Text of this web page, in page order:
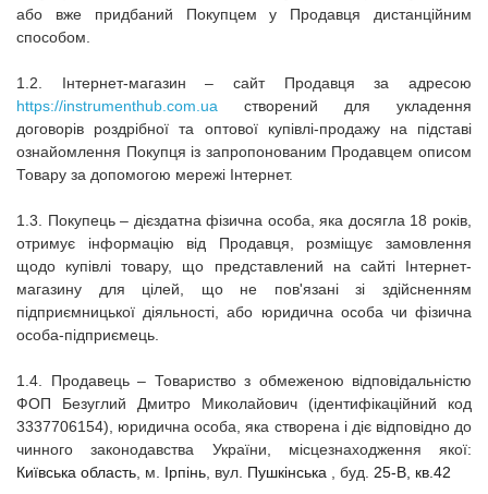
або вже придбаний Покупцем у Продавця дистанційним
способом.
1.2. Інтернет-магазин – сайт Продавця за адресою
https://instrumenthub.com.ua створений для укладення
договорів роздрібної та оптової купівлі-продажу на підставі
ознайомлення Покупця із запропонованим Продавцем описом
Товару за допомогою мережі Інтернет.
1.3. Покупець – дієздатна фізична особа, яка досягла 18 років,
отримує інформацію від Продавця, розміщує замовлення
щодо купівлі товару, що представлений на сайті Інтернет-
магазину для цілей, що не пов'язані зі здійсненням
підприємницької діяльності, або юридична особа чи фізична
особа-підприємець.
1.4. Продавець – Товариство з обмеженою відповідальністю
ФОП Безуглий Дмитро Миколайович (ідентифікаційний код
3337706154), юридична особа, яка створена і діє відповідно до
чинного законодавства України, місцезнаходження якої:
Київська область , м. Ірпінь , вул. Пушкінська , буд. 25-В кв 42